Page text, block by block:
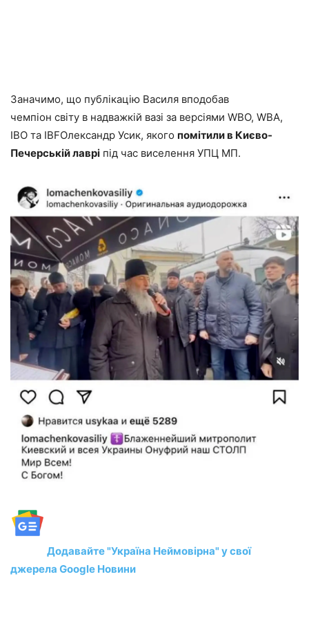
Заначимо, що публікацію Василя вподобав
чемпіон світу в надважкій вазі за версіями WBO, WBA,
IBO та IBFОлександр Усик, якого помітили в Києво-
Печерській лаврі під час виселення УПЦ МП.
Додавайте "Україна Неймовірна" у свої
джерела Google Новини